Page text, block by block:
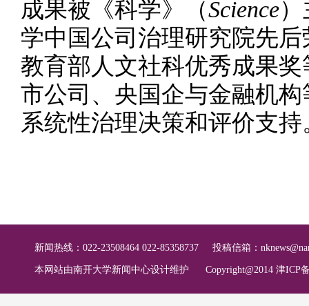
成果被《科学》（Science
学中国公司治理研究院先
教育部人文社科优秀成果
市公司、央国企与金融机
系统性治理决策和评价支持
新闻热线：022-23508464 022-85358737 投稿信箱：
本网站由南开大学新闻中心设计维护 Copyright@2014 津ICP